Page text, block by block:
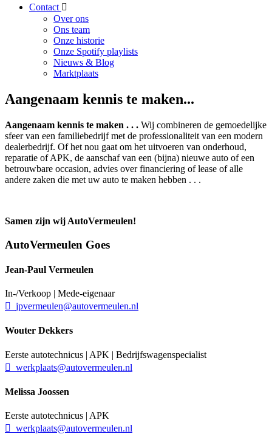
Contact
Over ons
Ons team
Onze historie
Onze Spotify playlists
Nieuws & Blog
Marktplaats
Aangenaam kennis te maken...
Aangenaam kennis te maken . . . Wij combineren de gemoedelijke
sfeer van een familiebedrijf met de professionaliteit van een modern
dealerbedrijf. Of het nou gaat om het uitvoeren van onderhoud,
reparatie of APK, de aanschaf van een (bijna) nieuwe auto of een
betrouwbare occasion, advies over financiering of lease of alle
andere zaken die met uw auto te maken hebben . . .
Samen zijn wij AutoVermeulen!
AutoVermeulen Goes
Jean-Paul Vermeulen
In-/Verkoop | Mede-eigenaar
jpvermeulen@autovermeulen.nl
Wouter Dekkers
Eerste autotechnicus | APK | Bedrijfswagenspecialist
werkplaats@autovermeulen.nl
Melissa Joossen
Eerste autotechnicus | APK
werkplaats@autovermeulen.nl